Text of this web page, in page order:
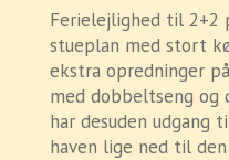
Ferielejlighed til 2+2
stueplan med stort
ekstra opredninger
med dobbeltseng og
har desuden udgang
haven lige ned til